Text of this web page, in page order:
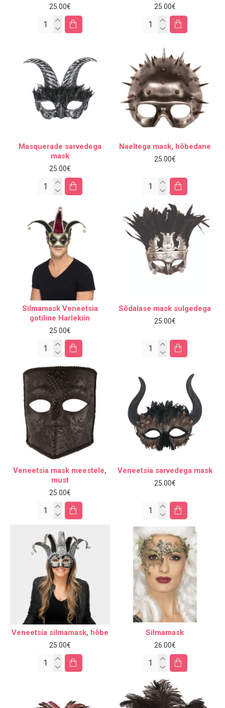
25.00€ 25.00€
Masquerade sarvedega
mask
25.00€
Naeltega mask, hõbedane
25.00€
Silmamask Veneetsia
gotiline Harlekiin
25.00€
Sõdalase mask sulgedega
25.00€
Veneetsia mask meestele,
must
25.00€
Veneetsia sarvedega mask
25.00€
Veneetsia silmamask, hõbe
25.00€
Silmamask
26.00€